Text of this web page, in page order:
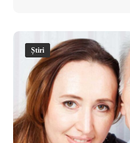
Știri